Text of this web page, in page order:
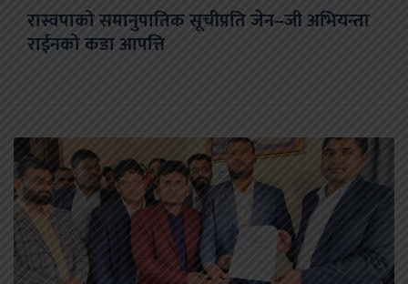
रास्वपाको समानुपातिक सूचीप्रति जेन–जी अभियन्ता
राईनको कडा आपत्ति